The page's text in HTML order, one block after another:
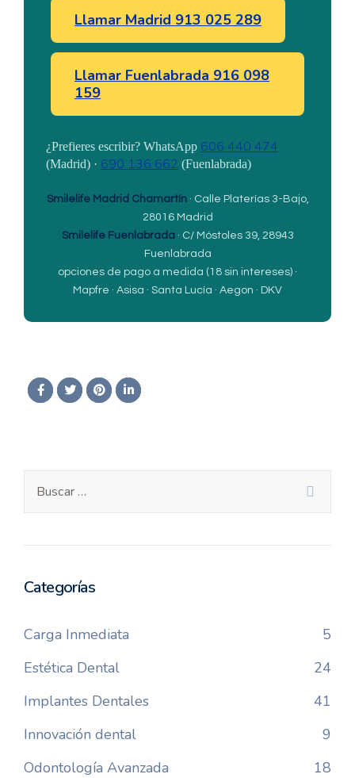
Llamar Madrid 913 025 289
Llamar Fuenlabrada 916 098
159
¿Prefieres escribir? WhatsApp 606 440 474
(Madrid) · 690 136 662 (Fuenlabrada)
Smilelife Madrid Chamartín· Calle Platerías 3-Bajo,
28016 Madrid
Smilelife Fuenlabrada· C/ Móstoles 39, 28943
Fuenlabrada
opciones de pago a medida (18 sin intereses) ·
Mapfre · Asisa · Santa Lucía · Aegon · DKV
Categorías
Carga Inmediata
5
Estética Dental
24
Implantes Dentales
41
Innovación dental
9
Odontología Avanzada
18